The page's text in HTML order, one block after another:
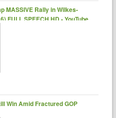
MASSIVE Rally in Wilkes-
FULL SPEECH HD - YouTube
Win Amid Fractured GOP